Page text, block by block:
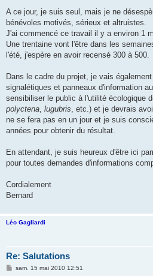
A ce jour, je suis seul, mais je ne
bénévoles motivés, sérieux et altruistes.
J'ai commencé ce travail il y a environ 1
Une trentaine vont l'être dans les
l'été, j'espère en avoir recensé 300 à 500.
Dans le cadre du projet, je vais
signalétiques et panneaux d'information
sensibiliser le public à l'utilité écologique
polyctena, lugubris, etc.) et je devrais
ne se fera pas en un jour et je suis
années pour obtenir du résultat.
En attendant, je suis heureux d'être ici
pour toutes demandes d'informations
Cordialement
Bernard
Léo Gagliardi
Re: Salutations
Msam. 15 mai 2010 12:51